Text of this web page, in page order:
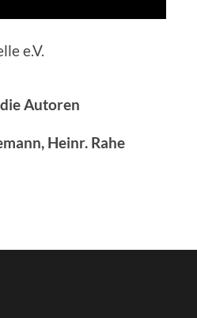
e.V.
Autoren
Heinr. Rahe